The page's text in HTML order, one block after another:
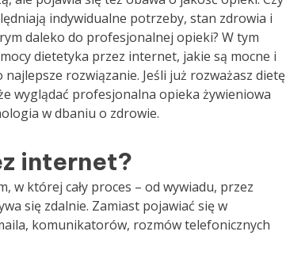
indywidualne potrzeby, stan zdrowia i
daleko do profesjonalnej opieki? W tym
dietetyka przez internet, jakie są mocne i
rozwiązanie. Jeśli już rozważasz dietę
wyglądać profesjonalna opieka żywieniowa
w dbaniu o zdrowie.
internet?
w której cały proces – od wywiadu, przez
się zdalnie. Zamiast pojawiać się w
komunikatorów, rozmów telefonicznych